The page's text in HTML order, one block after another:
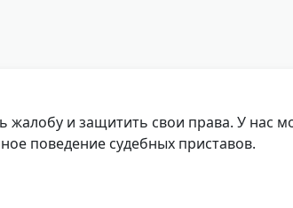
и защитить свои права. У нас
поведение судебных приставов.